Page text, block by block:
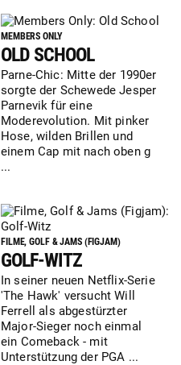
MEMBERS ONLY
OLD SCHOOL
Parne-Chic: Mitte der 1990er
sorgte der Schewede Jesper
Parnevik für eine
Moderevolution. Mit pinker
Hose, wilden Brillen und
einem Cap mit nach oben g
...
FILME, GOLF & JAMS (FIGJAM)
GOLF-WITZ
In seiner neuen Netflix-Serie
'The Hawk' versucht Will
Ferrell als abgestürzter
Major-Sieger noch einmal
ein Comeback - mit
Unterstützung der PGA ...